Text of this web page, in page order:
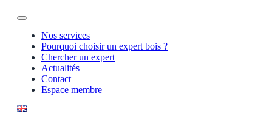
Nos services
Pourquoi choisir un expert bois ?
Chercher un expert
Actualités
Contact
Espace membre